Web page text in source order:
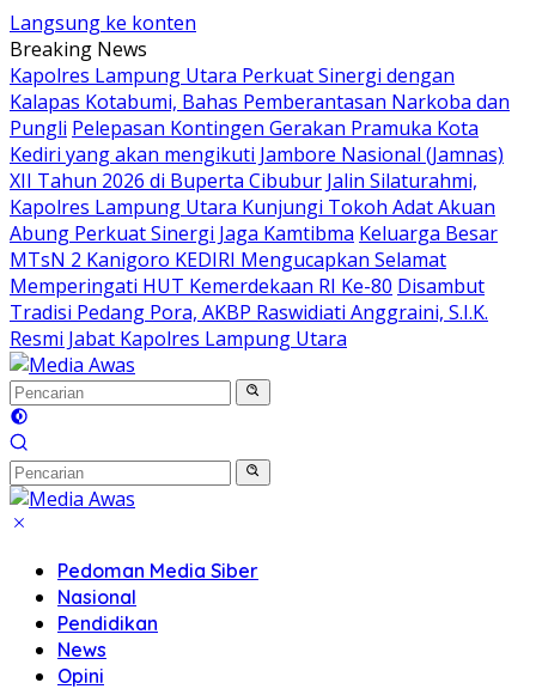
Langsung ke konten
Breaking News
Kapolres Lampung Utara Perkuat Sinergi dengan
Kalapas Kotabumi, Bahas Pemberantasan Narkoba dan
Pungli Pelepasan Kontingen Gerakan Pramuka Kota
Kediri yang akan mengikuti Jambore Nasional (Jamnas)
XII Tahun 2026 di Buperta Cibubur Jalin Silaturahmi,
Kapolres Lampung Utara Kunjungi Tokoh Adat Akuan
Abung Perkuat Sinergi Jaga Kamtibma Keluarga Besar
MTsN 2 Kanigoro KEDIRI Mengucapkan Selamat
Memperingati HUT Kemerdekaan RI Ke-80 Disambut
Tradisi Pedang Pora, AKBP Raswidiati Anggraini, S.I.K.
Resmi Jabat Kapolres Lampung Utara
Pedoman Media Siber
Nasional
Pendidikan
News
Opini